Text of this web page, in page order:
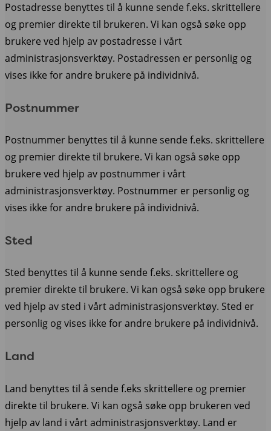
Postadresse benyttes til å kunne sende f.eks. skrittellere
og premier direkte til brukeren. Vi kan også søke opp
brukere ved hjelp av postadresse i vårt
administrasjonsverktøy. Postadressen er personlig og
vises ikke for andre brukere på individnivå.
Postnummer
Postnummer benyttes til å kunne sende f.eks. skrittellere
og premier direkte til brukere. Vi kan også søke opp
brukere ved hjelp av postnummer i vårt
administrasjonsverktøy. Postnummer er personlig og
vises ikke for andre brukere på individnivå.
Sted
Sted benyttes til å kunne sende f.eks. skrittellere og
premier direkte til brukere. Vi kan også søke opp brukere
ved hjelp av sted i vårt administrasjonsverktøy. Sted er
personlig og vises ikke for andre brukere på individnivå.
Land
Land benyttes til å sende f.eks skrittellere og premier
direkte til brukere. Vi kan også søke opp brukeren ved
hjelp av land i vårt administrasjonsverktøy. Land er